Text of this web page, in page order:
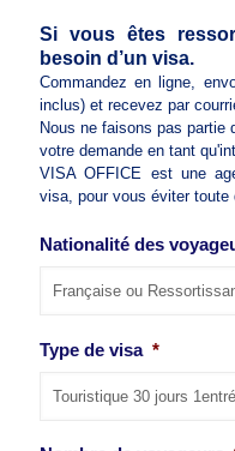
Si vous êtes
besoin d’un visa.
Commandez en ligne,
inclus) et recevez par
Nous ne faisons pas partie
votre demande en tant
VISA OFFICE est une
visa, pour vous éviter toute
Nationalité des
Type de visa *